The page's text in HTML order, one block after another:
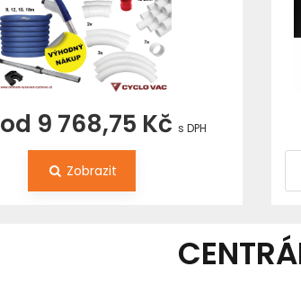
od 9 768,75 Kč s DPH
Zobrazit